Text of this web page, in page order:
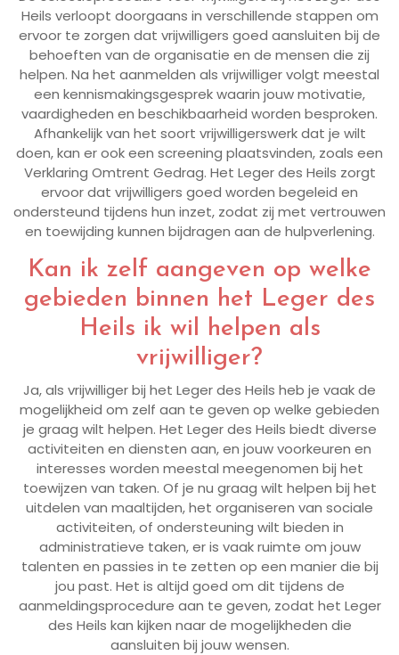
Heils verloopt doorgaans in verschillende stappen om
ervoor te zorgen dat vrijwilligers goed aansluiten bij de
behoeften van de organisatie en de mensen die zij
helpen. Na het aanmelden als vrijwilliger volgt meestal
een kennismakingsgesprek waarin jouw motivatie,
vaardigheden en beschikbaarheid worden besproken.
Afhankelijk van het soort vrijwilligerswerk dat je wilt
doen, kan er ook een screening plaatsvinden, zoals een
Verklaring Omtrent Gedrag. Het Leger des Heils zorgt
ervoor dat vrijwilligers goed worden begeleid en
ondersteund tijdens hun inzet, zodat zij met vertrouwen
en toewijding kunnen bijdragen aan de hulpverlening.
Kan ik zelf aangeven op welke
gebieden binnen het Leger des
Heils ik wil helpen als
vrijwilliger?
Ja, als vrijwilliger bij het Leger des Heils heb je vaak de
mogelijkheid om zelf aan te geven op welke gebieden
je graag wilt helpen. Het Leger des Heils biedt diverse
activiteiten en diensten aan, en jouw voorkeuren en
interesses worden meestal meegenomen bij het
toewijzen van taken. Of je nu graag wilt helpen bij het
uitdelen van maaltijden, het organiseren van sociale
activiteiten, of ondersteuning wilt bieden in
administratieve taken, er is vaak ruimte om jouw
talenten en passies in te zetten op een manier die bij
jou past. Het is altijd goed om dit tijdens de
aanmeldingsprocedure aan te geven, zodat het Leger
des Heils kan kijken naar de mogelijkheden die
aansluiten bij jouw wensen.